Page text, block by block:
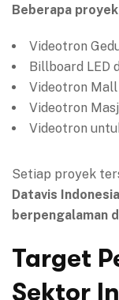
Beberapa
Videotron
Billboard LED
Videotron Mall
Videotron
Videotron
Setiap proyek
Datavis Indonesia
berpengalaman
Target
Sektor